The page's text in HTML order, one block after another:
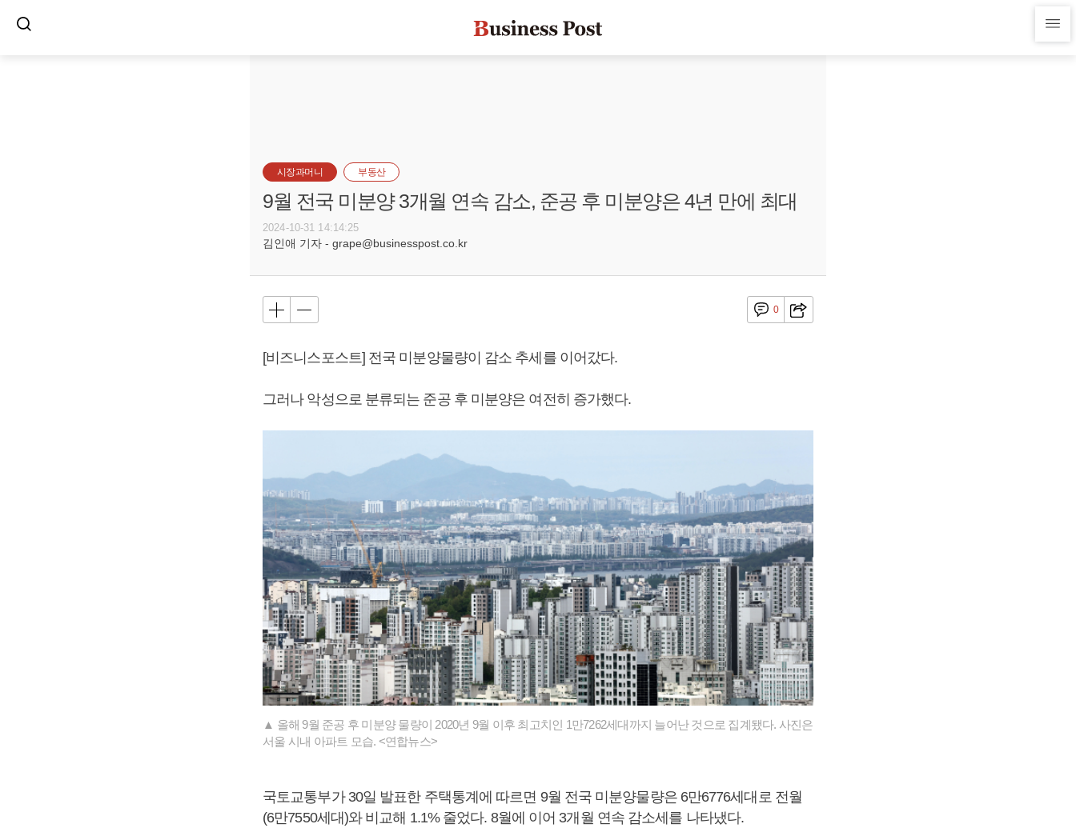
시장과머니 부동산
9월 전국 미분양 3개월 연속 감소, 준공 후 미분양은 4년 만에 최대
2024-10-31 14:14:25
김인애 기자 - grape@businesspost.co.kr
0
[비즈니스포스트] 전국 미분양물량이 감소 추세를 이어갔다.
그러나 악성으로 분류되는 준공 후 미분양은 여전히 증가했다.
▲ 올해 9월 준공 후 미분양 물량이 2020년 9월 이후 최고치인 1만7262세대까지 늘어난 것으로 집계됐다. 사진은
서울 시내 아파트 모습. <연합뉴스>
국토교통부가 30일 발표한 주택통계에 따르면 9월 전국 미분양물량은 6만6776세대로 전월
(6만7550세대)와 비교해 1.1% 줄었다. 8월에 이어 3개월 연속 감소세를 나타냈다.